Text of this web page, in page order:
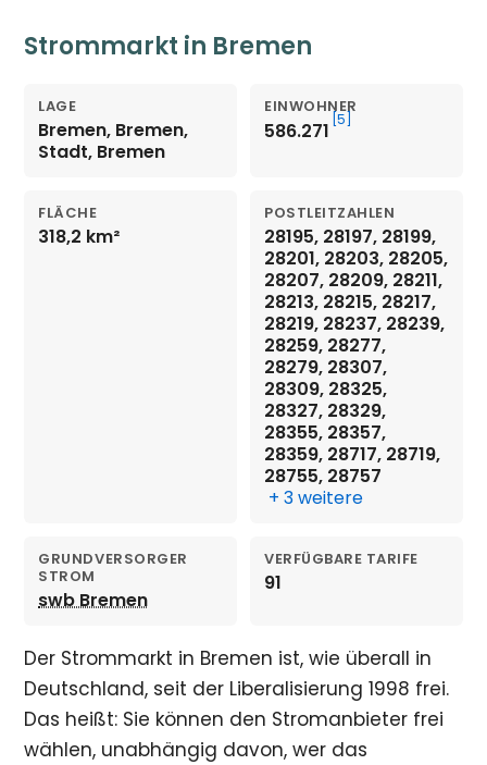
Strommarkt in Bremen
LAGE
Bremen, Bremen,
Stadt, Bremen
EINWOHNER
586.271 [5]
FLÄCHE
318,2 km²
POSTLEITZAHLEN
28195, 28197, 28199,
28201, 28203, 28205,
28207, 28209, 28211,
28213, 28215, 28217,
28219, 28237, 28239,
28259, 28277,
28279, 28307,
28309, 28325,
28327, 28329,
28355, 28357,
28359, 28717, 28719,
28755, 28757
+ 3 weitere
GRUNDVERSORGER
STROM
swb Bremen
VERFÜGBARE TARIFE
91
Der Strommarkt in Bremen ist, wie überall in
Deutschland, seit der Liberalisierung 1998 frei.
Das heißt: Sie können den Stromanbieter frei
wählen, unabhängig davon, wer das